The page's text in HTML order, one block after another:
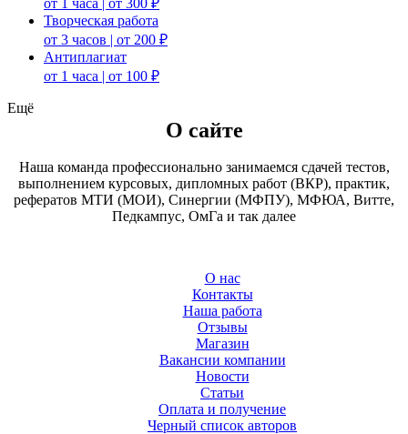
от 1 часа | от 300 ₽
Творческая работа
от 3 часов | от 200 ₽
Антиплагиат
от 1 часа | от 100 ₽
Ещё
О сайте
Наша команда профессионально занимаемся сдачей тестов,
выполнением курсовых, дипломных работ (ВКР), практик,
рефератов МТИ (МОИ), Синергии (МФПУ), МФЮА, Витте,
Педкампус, ОмГа и так далее
О нас
Контакты
Наша работа
Отзывы
Магазин
Вакансии компании
Новости
Статьи
Оплата и получение
Черный список авторов